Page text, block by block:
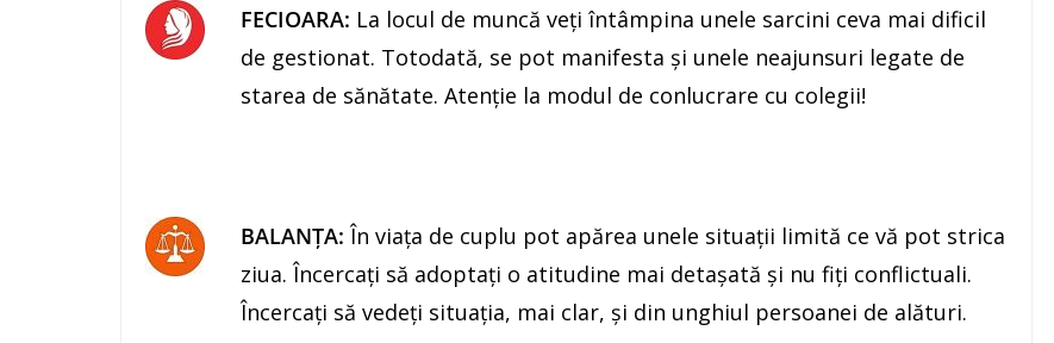
FECIOARA: La locul de muncă veţi întâmpina unele sarcini ceva mai dificil
de gestionat. Totodată, se pot manifesta și unele neajunsuri legate de
starea de sănătate. Atenţie la modul de conlucrare cu colegii!
BALANŢA: În viaţa de cuplu pot apărea unele situaţii limită ce vă pot strica
ziua. Încercaţi să adoptaţi o atitudine mai detaşată şi nu fiţi conflictuali.
Încercaţi să vedeţi situaţia, mai clar, şi din unghiul persoanei de alături.